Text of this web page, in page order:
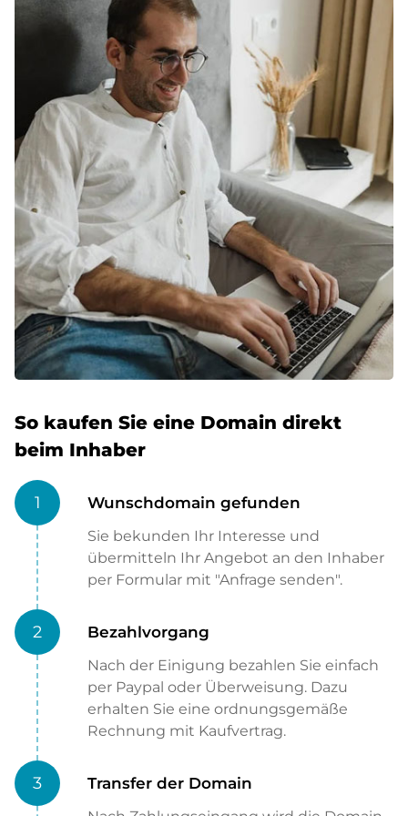
So kaufen Sie eine Domain direkt
beim Inhaber
1 Wunschdomain gefunden
Sie bekunden Ihr Interesse und
übermitteln Ihr Angebot an den Inhaber
per Formular mit "Anfrage senden".
2 Bezahlvorgang
Nach der Einigung bezahlen Sie einfach
per Paypal oder Überweisung. Dazu
erhalten Sie eine ordnungsgemäße
Rechnung mit Kaufvertrag.
3 Transfer der Domain